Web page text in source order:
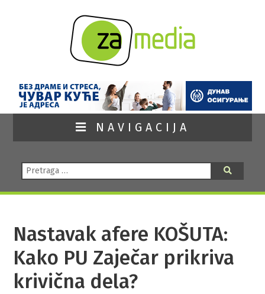
NAVIGACIJA
Pretraga:
Nastavak afere KOŠUTA:
Kako PU Zaječar prikriva
krivična dela?